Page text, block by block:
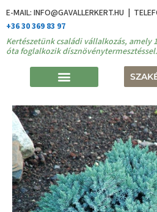
E-MAIL: INFO@GAVALLERKERT.HU |
+36 30 369 83 97
Kertészetünk családi vállalkozás, amely
óta foglalkozik dísznövénytermesztéssel.